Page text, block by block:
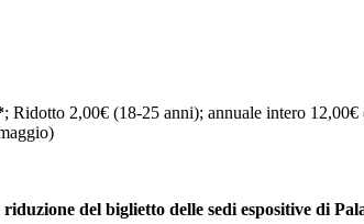
; Ridotto 2,00€ (18-25 anni); annuale intero
del biglietto delle sedi espositive di